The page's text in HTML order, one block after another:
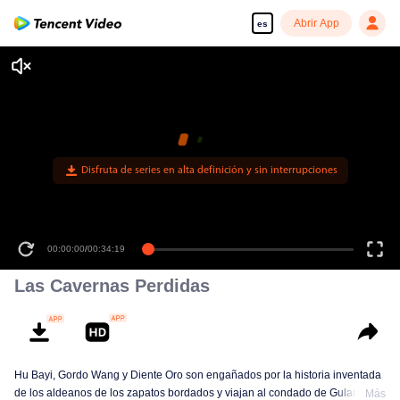
es Abrir App
Disfruta de series en alta definición y sin interrupciones
00:00:00/00:34:19
Las Cavernas Perdidas
Hu Bayi, Gordo Wang y Diente Oro son engañados por la historia inventada
de los aldeanos de los zapatos bordados y viajan al condado de Gulan enMás